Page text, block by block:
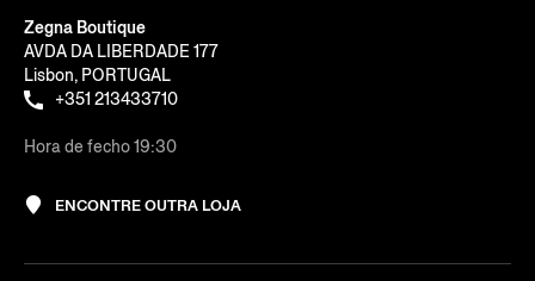
Zegna Boutique
AVDA DA LIBERDADE 177
Lisbon, PORTUGAL
+351 213433710
Hora de fecho 19:30
ENCONTRE OUTRA LOJA